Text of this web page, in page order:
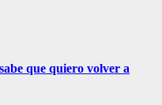
que quiero volver a